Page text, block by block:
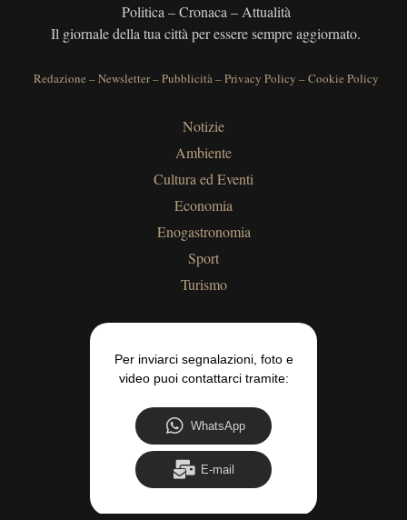
Politica – Cronaca – Attualità
Il giornale della tua città per essere sempre aggiornato.
Redazione –Newsletter–Pubblicità–Privacy Policy –Cookie Policy
Notizie
Ambiente
Cultura ed Eventi
Economia
Enogastronomia
Sport
Turismo
Per inviarci segnalazioni, foto e
video puoi contattarci tramite:
WhatsApp
E-mail